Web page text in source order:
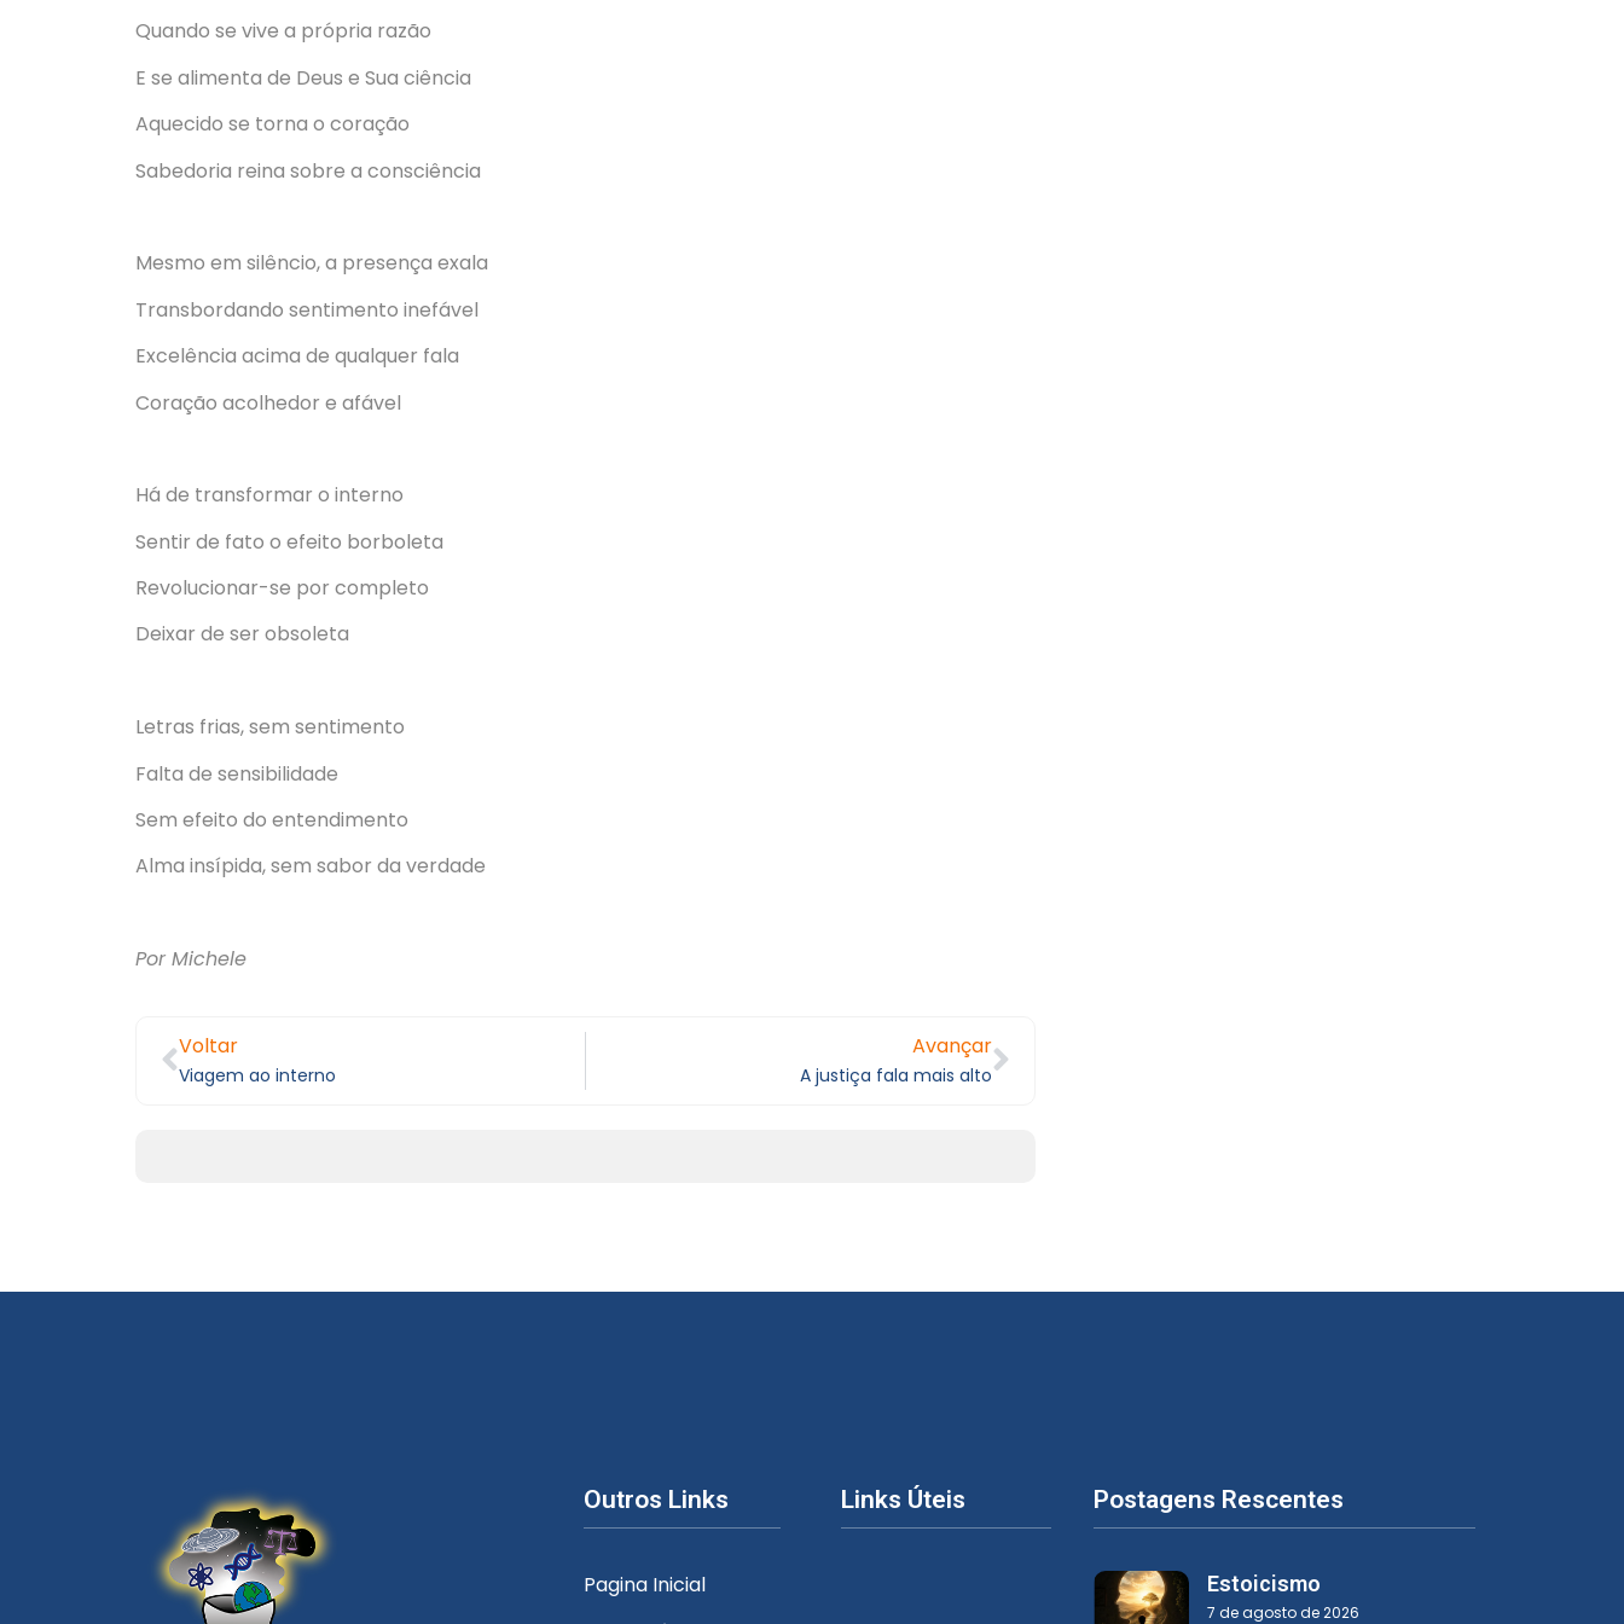
Quando se vive a própria razão
E se alimenta de Deus e Sua ciência
Aquecido se torna o coração
Sabedoria reina sobre a consciência
Mesmo em silêncio, a presença exala
Transbordando sentimento inefável
Excelência acima de qualquer fala
Coração acolhedor e afável
Há de transformar o interno
Sentir de fato o efeito borboleta
Revolucionar-se por completo
Deixar de ser obsoleta
Letras frias, sem sentimento
Falta de sensibilidade
Sem efeito do entendimento
Alma insípida, sem sabor da verdade
Por Michele
Voltar
Viagem ao interno
Avançar
A justiça fala mais alto
Outros Links
Pagina Inicial
Links Úteis Postagens Rescentes
Estoicismo
7 de agosto de 2026